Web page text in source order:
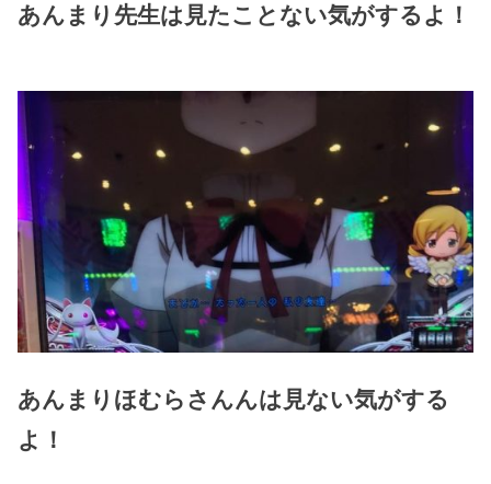
あんまり先生は見たことない気がするよ！
あんまりほむらさんんは見ない気がする
よ！